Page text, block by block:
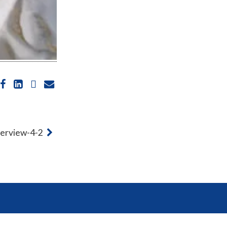
4-2
Personnalisez vos préférences pour contrôler la manière dont